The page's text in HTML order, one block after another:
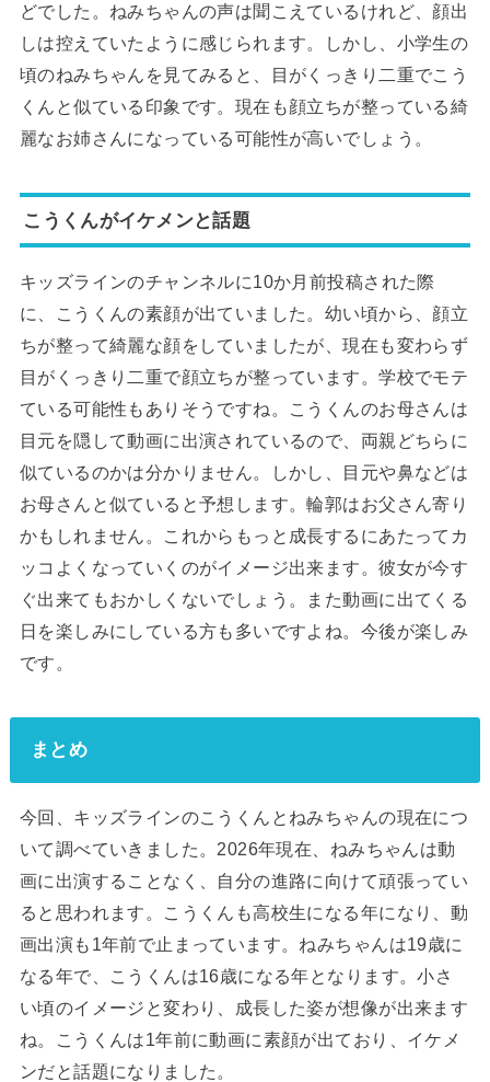
どでした。ねみちゃんの声は聞こえているけれど、顔出
しは控えていたように感じられます。しかし、小学生の
頃のねみちゃんを見てみると、目がくっきり二重でこう
くんと似ている印象です。現在も顔立ちが整っている綺
麗なお姉さんになっている可能性が高いでしょう。
こうくんがイケメンと話題
キッズラインのチャンネルに10か月前投稿された際
に、こうくんの素顔が出ていました。幼い頃から、顔立
ちが整って綺麗な顔をしていましたが、現在も変わらず
目がくっきり二重で顔立ちが整っています。学校でモテ
ている可能性もありそうですね。こうくんのお母さんは
目元を隠して動画に出演されているので、両親どちらに
似ているのかは分かりません。しかし、目元や鼻などは
お母さんと似ていると予想します。輪郭はお父さん寄り
かもしれません。これからもっと成長するにあたってカ
ッコよくなっていくのがイメージ出来ます。彼女が今す
ぐ出来てもおかしくないでしょう。また動画に出てくる
日を楽しみにしている方も多いですよね。今後が楽しみ
です。
まとめ
今回、キッズラインのこうくんとねみちゃんの現在につ
いて調べていきました。2026年現在、ねみちゃんは動
画に出演することなく、自分の進路に向けて頑張ってい
ると思われます。こうくんも高校生になる年になり、動
画出演も1年前で止まっています。ねみちゃんは19歳に
なる年で、こうくんは16歳になる年となります。小さ
い頃のイメージと変わり、成長した姿が想像が出来ます
ね。こうくんは1年前に動画に素顔が出ており、イケメ
ンだと話題になりました。